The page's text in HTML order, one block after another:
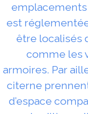
est
être localisés
comme les
armoires. Par
citerne
d’espace